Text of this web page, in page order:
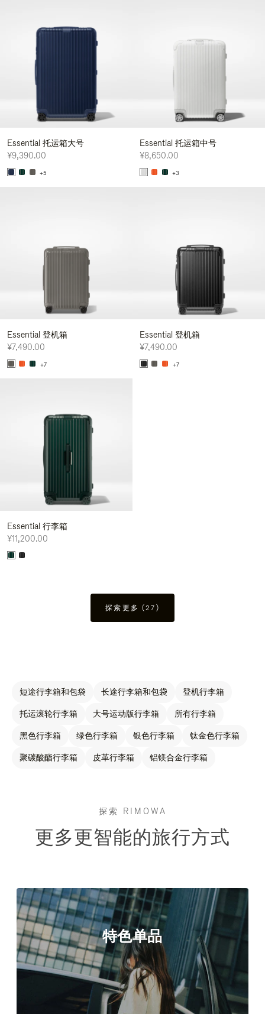
Essential 托运箱大号
¥9,390.00
+5
Essential 托运箱中号
¥8,650.00
+3
Essential 登机箱
¥7,490.00
+7
Essential 登机箱
¥7,490.00
+7
Essential 行李箱
¥11,200.00
探索更多 (27)
短途行李箱和包袋 长途行李箱和包袋 登机行李箱
托运滚轮行李箱 大号运动版行李箱 所有行李箱
黑色行李箱 绿色行李箱 银色行李箱 钛金色行李箱
聚碳酸酯行李箱 皮革行李箱 铝镁合金行李箱
探索 RIMOWA
更多更智能的旅行方式
特色单品